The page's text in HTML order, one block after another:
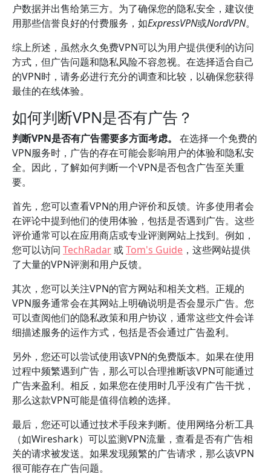
户数据并出售给第三方。为了确保您的隐私安全，建议使
用那些信誉良好的付费服务，如ExpressVPN或NordVPN。
综上所述，虽然永久免费VPN可以为用户提供便利的访问
方式，但广告问题和隐私风险不容忽视。在选择适合自己
的VPN时，请务必进行充分的调查和比较，以确保您获得
最佳的在线体验。
如何判断VPN是否有广告？
判断VPN是否有广告需要多方面考虑。
在选择一个免费的
VPN服务时，广告的存在可能会影响用户的体验和隐私安
全。因此，了解如何判断一个VPN是否包含广告至关重
要。
首先，您可以查看VPN的用户评价和反馈。许多使用者会
在评论中提到他们的使用体验，包括是否遇到广告。这些
评价通常可以在应用商店或专业评测网站上找到。例如，
您可以访问 TechRadar或Tom's Guide ，这些网站提供
了大量的VPN评测和用户反馈。
其次，您可以关注VPN的官方网站和相关文档。正规的
VPN服务通常会在其网站上明确说明是否会显示广告。您
可以查阅他们的隐私政策和用户协议，通常这些文件会详
细描述服务的运作方式，包括是否会通过广告盈利。
另外，您还可以尝试使用该VPN的免费版本。如果在使用
过程中频繁遇到广告，那么可以合理推断该VPN可能通过
广告来盈利。相反，如果您在使用时几乎没有广告干扰，
那么这款VPN可能是值得信赖的选择。
最后，您还可以通过技术手段来判断。使用网络分析工具
（如Wireshark）可以监测VPN流量，查看是否有广告相
关的请求被发送。如果发现频繁的广告请求，那么该VPN
很可能存在广告问题。